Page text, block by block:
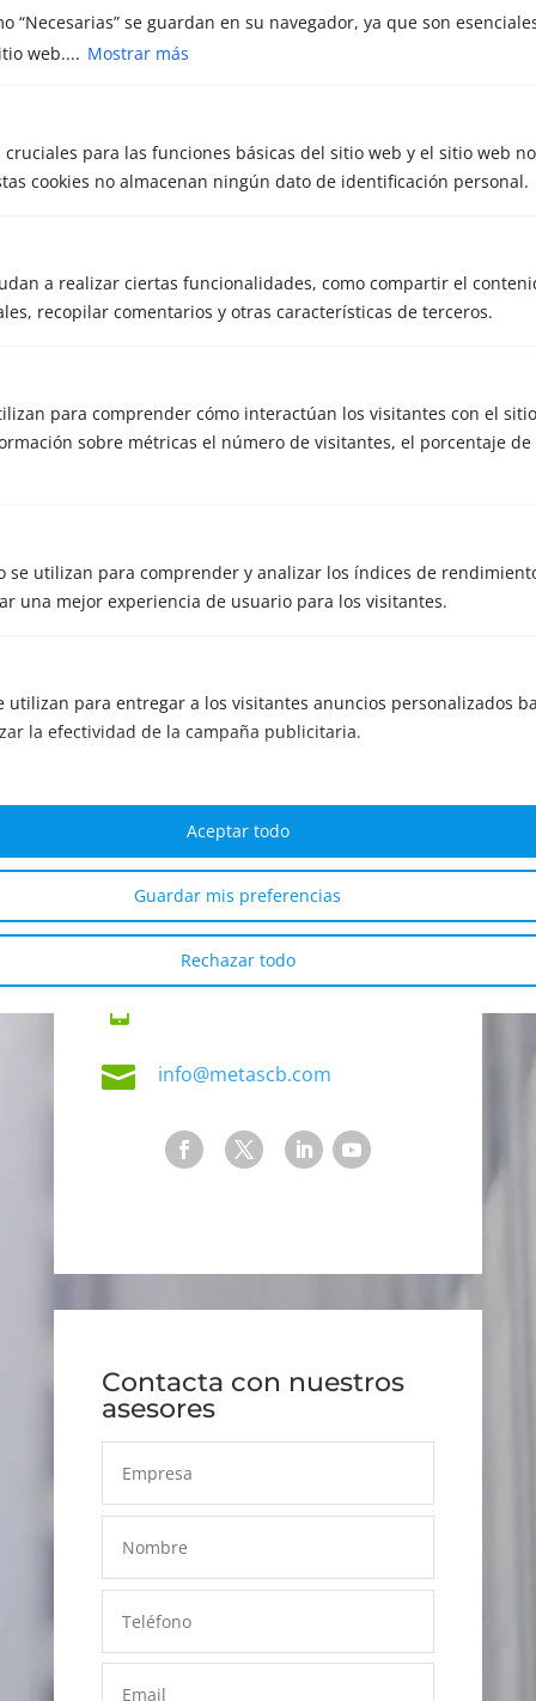
“Necesarias” se guardan en su navegador, ya que son
web.... Mostrar más
cruciales para las funciones básicas del sitio web y el sitio web
cookies no almacenan ningún dato de identificación personal.
a realizar ciertas funcionalidades, como compartir el
recopilar comentarios y otras características de terceros.
para comprender cómo interactúan los visitantes con el
sobre métricas el número de visitantes, el porcentaje
se utilizan para comprender y analizar los índices de
una mejor experiencia de usuario para los visitantes.
utilizan para entregar a los visitantes anuncios personalizados
la efectividad de la campaña publicitaria.
Rechazar todo
Guardar mis preferencias
Aceptar todo
3. ¿Es útil incluso si mi empresa ya
es rentable?
contabilidad?
6. ¿Cómo sé si mi empresa
Contacto
proceso.

Edificio Cuzco IV, Paseo de la
Castellana 141, 8, 28046
Madrid

 info@metascb.com
Contacta con nuestros
asesores